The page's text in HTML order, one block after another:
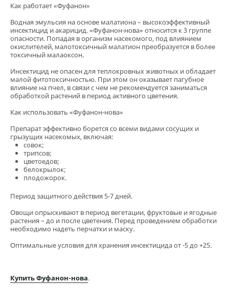
Как работает «Фуфанон»
Водная эмульсия на основе малатиона – высокоэффективный
инсектицид и акарицид. «Фуфанон-нова» относится к 3 группе
опасности. Попадая в организм насекомого, под влиянием
окислителей, малотоксичный малатион преобразуется в более
токсичный малаоксон.
Инсектицид не опасен для теплокровных животных и обладает
малой фитотоксичностью. При этом он оказывает пагубное
влияние на пчел, в связи с чем не рекомендуется заниматься
обработкой растений в период активного цветения.
Как использовать «Фуфанон-нова»
Препарат эффективно борется со всеми видами сосущих и
грызущих насекомых, включая:
совок;
трипсов;
цветоедов;
белокрылок;
плодожорок.
Период защитного действия 5-7 дней.
Овощи опрыскивают в период вегетации, фруктовые и ягодные
растения – до и после цветения. Перед проведением обработки
необходимо надеть перчатки и маску.
Оптимальные условия для хранения инсектицида от -5 до +25.
Купить Фуфанон-нова.